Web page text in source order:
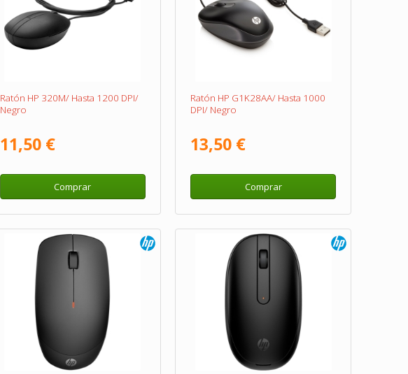
Ratón HP 320M/ Hasta 1200 DPI/
Negro
11,50 €
Comprar
Ratón HP G1K28AA/ Hasta 1000
DPI/ Negro
13,50 €
Comprar